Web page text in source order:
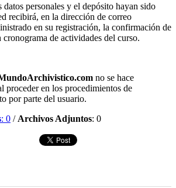
datos personales y el depósito hayan sido
recibirá, en la dirección de correo
en su registración, la confirmación de
de actividades del curso.
no se hace
proceder en los procedimientos de
por parte del usuario.
: 0 / Archivos Adjuntos: 0